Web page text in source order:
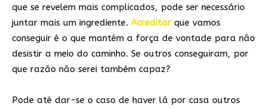
que se revelem mais complicados, pode ser necessário
juntar mais um ingrediente. Acreditar que vamos
conseguir é o que mantém a força de vontade para não
desistir a meio do caminho. Se outros conseguiram, por
que razão não serei também capaz?
Pode até dar-se o caso de haver lá por casa outros